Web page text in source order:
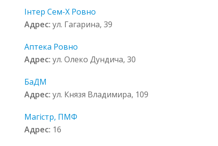
Інтер Сем-Х Ровно
Адрес: ул. Гагарина, 39
Аптека Ровно
Адрес: ул. Олеко Дундича, 30
БаДМ
Адрес: ул. Князя Владимира, 109
Магістр, ПМФ
Адрес: 16